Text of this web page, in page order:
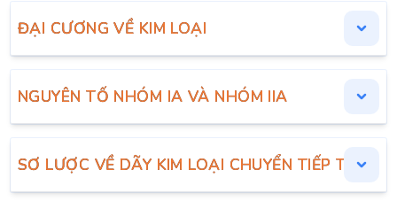
ĐẠI CƯƠNG VỀ KIM LOẠI
NGUYÊN TỐ NHÓM IA VÀ NHÓM IIA
SƠ LƯỢC VỀ DÃY KIM LOẠI CHUYỂN TIẾP THỨ